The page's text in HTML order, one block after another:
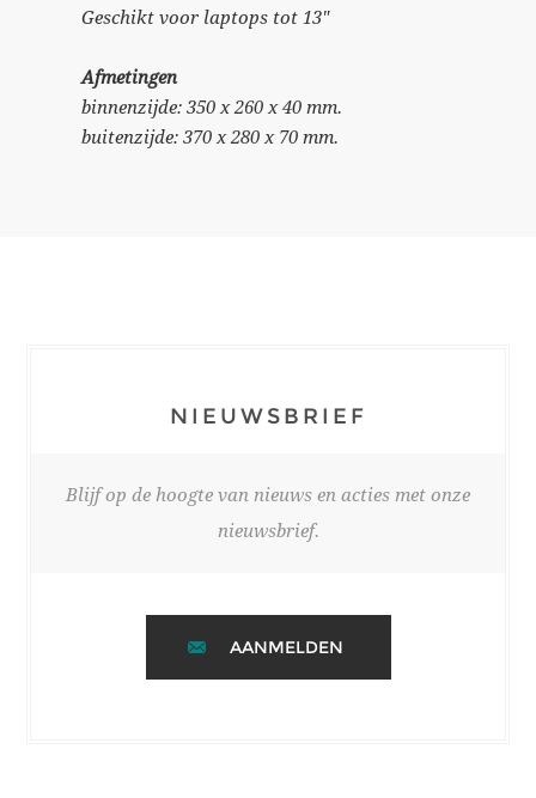
Geschikt voor laptops tot 13"
Afmetingen
binnenzijde: 350 x 260 x 40 mm.
buitenzijde: 370 x 280 x 70 mm.
NIEUWSBRIEF
Blijf op de hoogte van nieuws en acties met onze
nieuwsbrief.
AANMELDEN